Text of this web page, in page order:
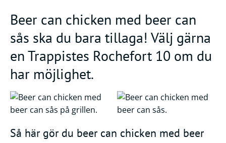
Beer can chicken med beer can
sås ska du bara tillaga! Välj gärna
en Trappistes Rochefort 10 om du
har möjlighet.
Så här gör du beer can chicken med beer